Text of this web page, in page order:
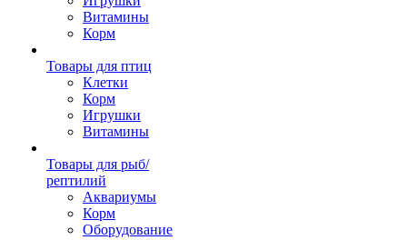
Витамины
Корм
Товары для птиц
Клетки
Корм
Игрушки
Витамины
Товары для рыб/
рептилий
Аквариумы
Корм
Оборудование